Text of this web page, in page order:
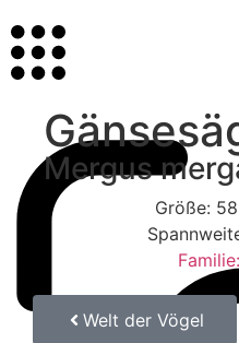
Mergus
Größe:
Welt der Vögel